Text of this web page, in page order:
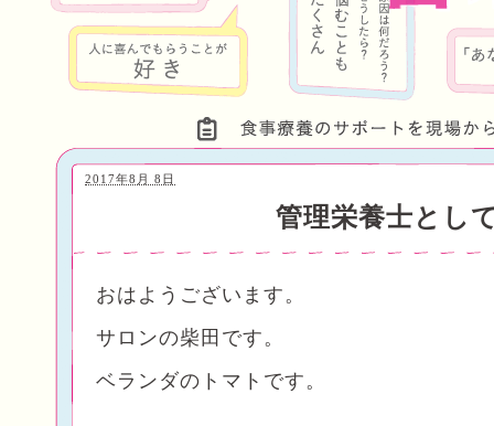
管理栄養士とし
2017年8月 8日
おはようございます。
サロンの柴田です。
ベランダのトマトです。